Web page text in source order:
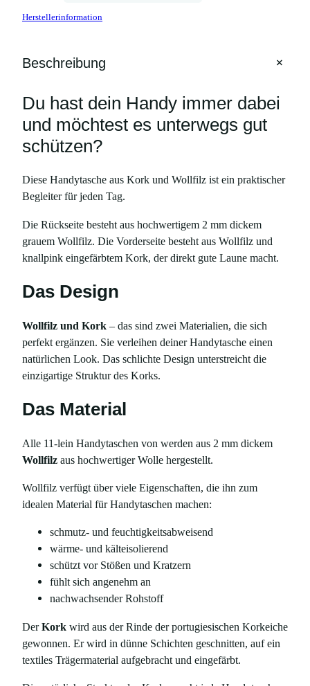
d
a
h
a
s
K
o
r
k
n
F
p
s
s
n
d
e
Herstellerinformation
Beschreibung +
Du hast dein Handy immer dabei
und möchtest es unterwegs gut
schützen?
Diese Handytasche aus Kork und Wollfilz ist ein praktischer
Begleiter für jeden Tag.
Die Rückseite besteht aus hochwertigem 2 mm dickem
grauem Wollfilz. Die Vorderseite besteht aus Wollfilz und
knallpink eingefärbtem Kork, der direkt gute Laune macht.
Das Design
Wollfilz und Kork – das sind zwei Materialien, die sich
perfekt ergänzen. Sie verleihen deiner Handytasche einen
natürlichen Look. Das schlichte Design unterstreicht die
einzigartige Struktur des Korks.
Das Material
Alle 11-lein Handytaschen von werden aus 2 mm dickem
Wollfilz aus hochwertiger Wolle hergestellt.
Wollfilz verfügt über viele Eigenschaften, die ihn zum
idealen Material für Handytaschen machen:
schmutz- und feuchtigkeitsabweisend
wärme- und kälteisolierend
schützt vor Stößen und Kratzern
fühlt sich angenehm an
nachwachsender Rohstoff
DerKork wird aus der Rinde der portugiesischen Korkeiche
gewonnen. Er wird in dünne Schichten geschnitten, auf ein
textiles Trägermaterial aufgebracht und eingefärbt.